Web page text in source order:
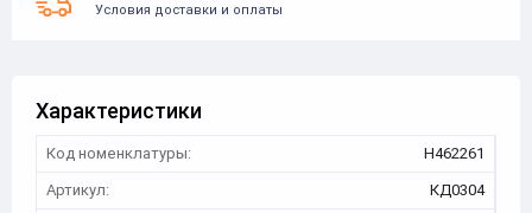
Условия доставки и оплаты
Характеристики
Код номенклатуры:
Н462261
Артикул:
КД0304